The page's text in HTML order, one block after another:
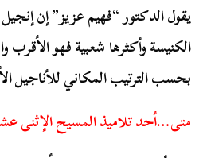
يقول الدكتور “فهيم عزيز” إن
الكنيسة وأكثرها شعبية فهو الأقرب
بحسب الترتيب المكاني للأناجيل
متى…أحد تلاميذ المسيح الإثنى